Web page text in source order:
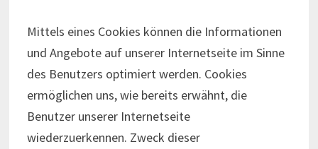
Mittels eines Cookies können die Informationen
und Angebote auf unserer Internetseite im Sinne
des Benutzers optimiert werden. Cookies
ermöglichen uns, wie bereits erwähnt, die
Benutzer unserer Internetseite
wiederzuerkennen. Zweck dieser